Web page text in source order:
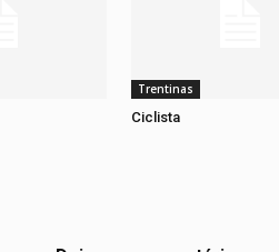
Trentinas
Ciclista